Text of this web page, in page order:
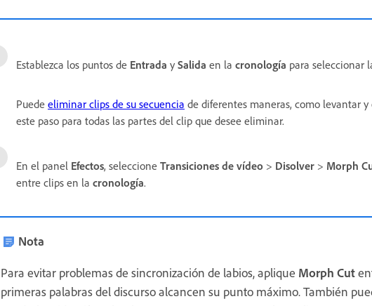
Establezca los puntos de Entrada y Salida en la cronología para seleccionar
Puede eliminar clips de su secuencia de diferentes maneras, como levantar
este paso para todas las partes del clip que desee eliminar.
En el panel Efectos, seleccione Transiciones de vídeo > Disolver > Morph
entre clips en la cronología.
Nota
Para evitar problemas de sincronización de labios, aplique Morph Cut
primeras palabras del discurso alcancen su punto máximo. También